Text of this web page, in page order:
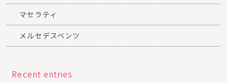
マセラティ
メルセデスベンツ
Recent entries